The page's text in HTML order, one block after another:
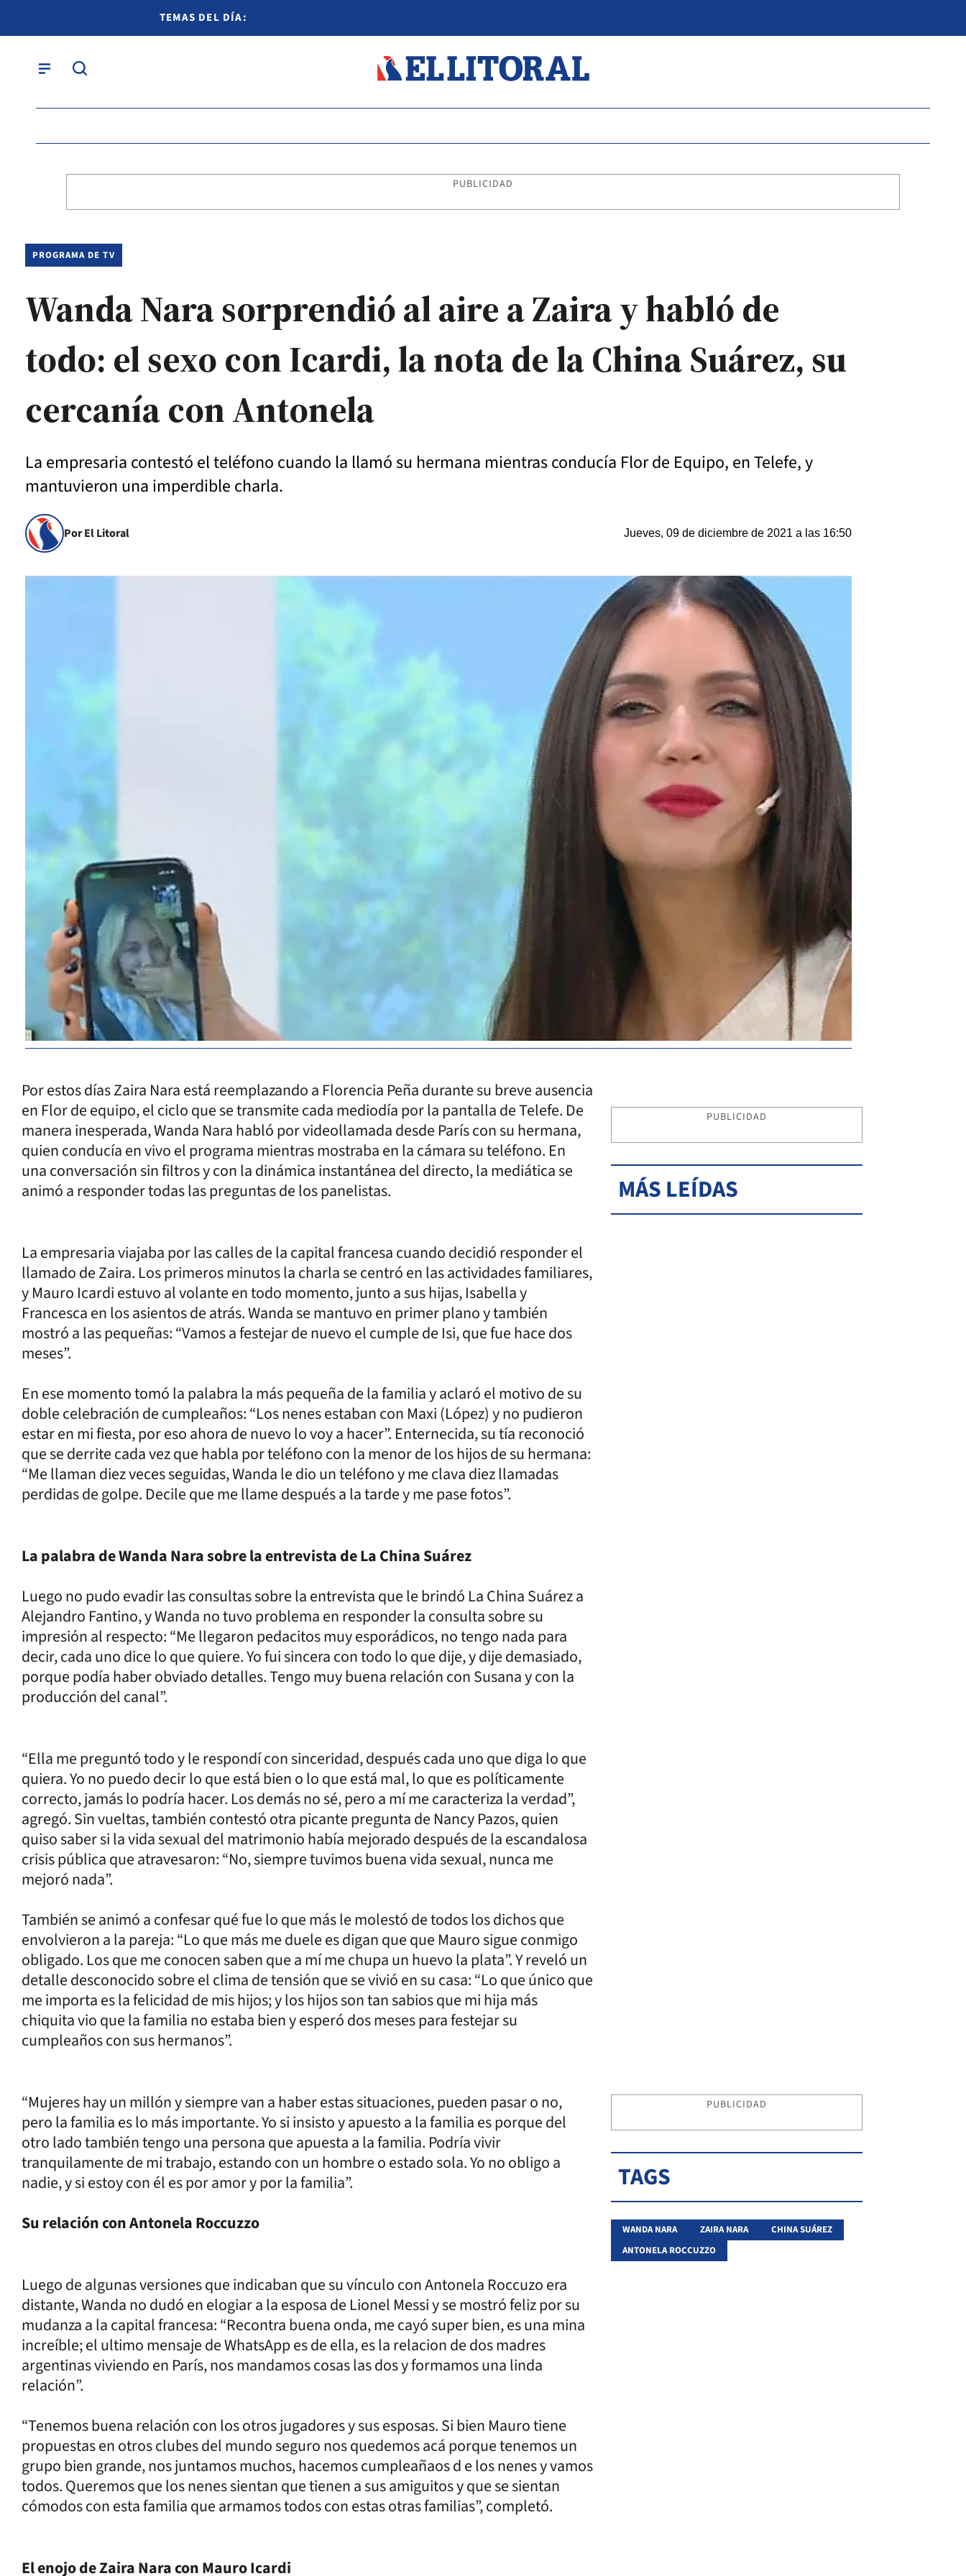
TEMAS DEL DÍA:
PUBLICIDAD
PROGRAMA DE TV
Wanda Nara sorprendió al aire a Zaira y habló de
todo: el sexo con Icardi, la nota de la China Suárez, su
cercanía con Antonela
La empresaria contestó el teléfono cuando la llamó su hermana mientras conducía Flor de Equipo, en Telefe, y
mantuvieron una imperdible charla.
Por El Litoral Jueves, 09 de diciembre de 2021 a las 16:50
Por estos días Zaira Nara está reemplazando a Florencia Peña durante su breve ausencia
en Flor de equipo, el ciclo que se transmite cada mediodía por la pantalla de Telefe. De
manera inesperada, Wanda Nara habló por videollamada desde París con su hermana,
quien conducía en vivo el programa mientras mostraba en la cámara su teléfono. En
una conversación sin filtros y con la dinámica instantánea del directo, la mediática se
animó a responder todas las preguntas de los panelistas.
La empresaria viajaba por las calles de la capital francesa cuando decidió responder el
llamado de Zaira. Los primeros minutos la charla se centró en las actividades familiares,
y Mauro Icardi estuvo al volante en todo momento, junto a sus hijas, Isabella y
Francesca en los asientos de atrás. Wanda se mantuvo en primer plano y también
mostró a las pequeñas: “Vamos a festejar de nuevo el cumple de Isi, que fue hace dos
meses”.
En ese momento tomó la palabra la más pequeña de la familia y aclaró el motivo de su
doble celebración de cumpleaños: “Los nenes estaban con Maxi (López) y no pudieron
estar en mi fiesta, por eso ahora de nuevo lo voy a hacer”. Enternecida, su tía reconoció
que se derrite cada vez que habla por teléfono con la menor de los hijos de su hermana:
“Me llaman diez veces seguidas, Wanda le dio un teléfono y me clava diez llamadas
perdidas de golpe. Decile que me llame después a la tarde y me pase fotos”.
La palabra de Wanda Nara sobre la entrevista de La China Suárez
Luego no pudo evadir las consultas sobre la entrevista que le brindó La China Suárez a
Alejandro Fantino, y Wanda no tuvo problema en responder la consulta sobre su
impresión al respecto: “Me llegaron pedacitos muy esporádicos, no tengo nada para
decir, cada uno dice lo que quiere. Yo fui sincera con todo lo que dije, y dije demasiado,
porque podía haber obviado detalles. Tengo muy buena relación con Susana y con la
producción del canal”.
“Ella me preguntó todo y le respondí con sinceridad, después cada uno que diga lo que
quiera. Yo no puedo decir lo que está bien o lo que está mal, lo que es políticamente
correcto, jamás lo podría hacer. Los demás no sé, pero a mí me caracteriza la verdad”,
agregó. Sin vueltas, también contestó otra picante pregunta de Nancy Pazos, quien
quiso saber si la vida sexual del matrimonio había mejorado después de la escandalosa
crisis pública que atravesaron: “No, siempre tuvimos buena vida sexual, nunca me
mejoró nada”.
También se animó a confesar qué fue lo que más le molestó de todos los dichos que
envolvieron a la pareja: “Lo que más me duele es digan que que Mauro sigue conmigo
obligado. Los que me conocen saben que a mí me chupa un huevo la plata”. Y reveló un
detalle desconocido sobre el clima de tensión que se vivió en su casa: “Lo que único que
me importa es la felicidad de mis hijos; y los hijos son tan sabios que mi hija más
chiquita vio que la familia no estaba bien y esperó dos meses para festejar su
cumpleaños con sus hermanos”.
“Mujeres hay un millón y siempre van a haber estas situaciones, pueden pasar o no,
pero la familia es lo más importante. Yo si insisto y apuesto a la familia es porque del
otro lado también tengo una persona que apuesta a la familia. Podría vivir
tranquilamente de mi trabajo, estando con un hombre o estado sola. Yo no obligo a
nadie, y si estoy con él es por amor y por la familia”.
Su relación con Antonela Roccuzzo
Luego de algunas versiones que indicaban que su vínculo con Antonela Roccuzo era
distante, Wanda no dudó en elogiar a la esposa de Lionel Messi y se mostró feliz por su
mudanza a la capital francesa: “Recontra buena onda, me cayó super bien, es una mina
increíble; el ultimo mensaje de WhatsApp es de ella, es la relacion de dos madres
argentinas viviendo en París, nos mandamos cosas las dos y formamos una linda
relación”.
“Tenemos buena relación con los otros jugadores y sus esposas. Si bien Mauro tiene
propuestas en otros clubes del mundo seguro nos quedemos acá porque tenemos un
grupo bien grande, nos juntamos muchos, hacemos cumpleañaos d e los nenes y vamos
todos. Queremos que los nenes sientan que tienen a sus amiguitos y que se sientan
cómodos con esta familia que armamos todos con estas otras familias”, completó.
El enojo de Zaira Nara con Mauro Icardi
PUBLICIDAD
MÁS LEÍDAS
PUBLICIDAD
TAGS
WANDA NARA ZAIRA NARA
CHINA SUÁREZ
ANTONELA ROCCUZZO